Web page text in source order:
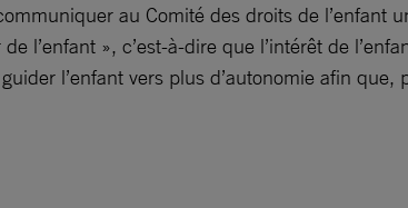
au Comité des droits de l’enfant
l’enfant », c’est-à-dire que l’intérêt de
l’enfant vers plus d’autonomie afin